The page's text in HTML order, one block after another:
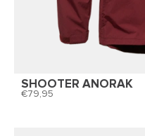
SHOOTER ANORAK
79,95